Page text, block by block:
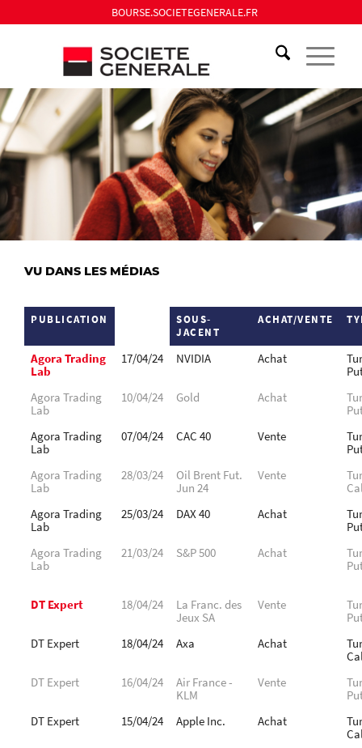
BOURSE.SOCIETEGENERALE.FR
VU DANS LES MÉDIAS
PUBLICATION
SOUS-
JACENT
ACHAT/VENTE
Agora Trading
Lab
17/04/24 NVIDIA Achat
Agora Trading
Lab
10/04/24 Gold Achat
Agora Trading
Lab
07/04/24 CAC 40 Vente
Agora Trading
Lab
28/03/24
Oil Brent Fut.
Jun 24
Vente
Agora Trading
Lab
25/03/24 DAX 40 Achat
Agora Trading
Lab
21/03/24 S&P 500 Achat
DT Expert 18/04/24
La Franc. des
Jeux SA
Vente
DT Expert
18/04/24 Axa Achat
DT Expert
16/04/24
Air France -
KLM
Vente
DT Expert
15/04/24 Apple Inc. Achat